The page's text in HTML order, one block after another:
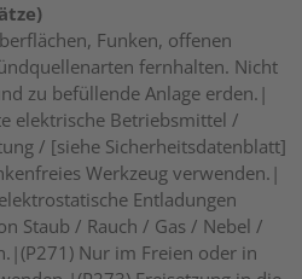
Funken, offenen
fernhalten. Nicht
zu befüllende Anlage erden.|
elektrische Betriebsmittel /
/ [siehe Sicherheitsdatenblatt]
Werkzeug verwenden.|
Entladungen
Staub / Rauch / Gas / Nebel /
Nur im Freien oder in